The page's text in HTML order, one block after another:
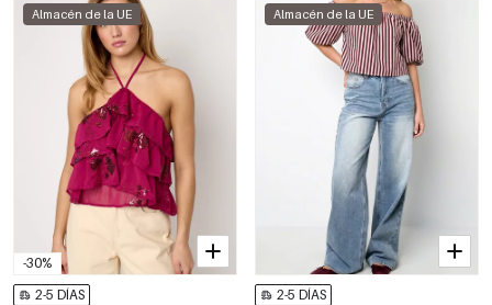
-30%
Almacén de la UE
2-5 DÍAS
Almacén de la UE
2-5 DÍAS